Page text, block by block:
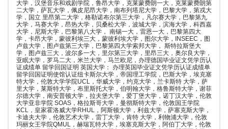
大学，汉堡音乐和戏剧学院，鲁昂大学，克莱蒙费朗一大，克莱蒙费朗第
二大学，萨瓦大学，佩皮尼昂大学，南布列塔尼大学，巴黎大学，第戎大
学，国立 里昂第二大学，格勒诺布尔第三大学，凡尔赛大学，巴黎第九
大学，马赛大学，昂热大学，贝桑松大学，波城大学，滨海大学，科西嘉
大学，尼斯大学，巴黎第八大学， 南锡一大，雷恩一大，巴黎第四大
学，卡昂大学，蒙彼利埃三大，蒙彼利埃大学，图尔大学，INSEEC，图
卢兹大学，图卢兹第三大学，巴黎第四大学索邦大学， 斯特拉斯堡大
学，图卢兹三大，波尔多一大，里尔第三大学，里昂三大，奥尔良大学，
亚眠大学，罗马二大，米兰大学，马兰欧尼，办理德国毕业证文凭学历认
证成绩单 留学回国证明 英国大学： 办理英国毕业证文凭学历认证成绩单
留学回国证明使馆认证纽卡斯尔大学，帝国理工学院，巴斯大学，埃克塞
特大学，伦敦大学学院UCL，华威大学，约克大学，兰卡斯特 大学，萨
里大学，莱斯特大学，布里斯托大学，伯明翰大学，格鲁斯特大学，谢菲
尔德大学，南安普顿大学，拉夫堡大学，爱丁堡大学，诺丁汉大学，伦敦
大学亚非学院 SOAS，格拉斯哥大学，曼彻斯特大学，伦敦国王学院
KCL，皇家霍洛威大学RHUL，阿斯顿大学，利兹大学，萨塞克斯大学，
卡迪夫大学，伦敦艺术大学，雷丁大学，肯特 大学，利物浦大学，伦敦
玛丽女王学院QMUL，赫瑞瓦特大学，埃塞克斯大学，阿伯丁大学，伦敦